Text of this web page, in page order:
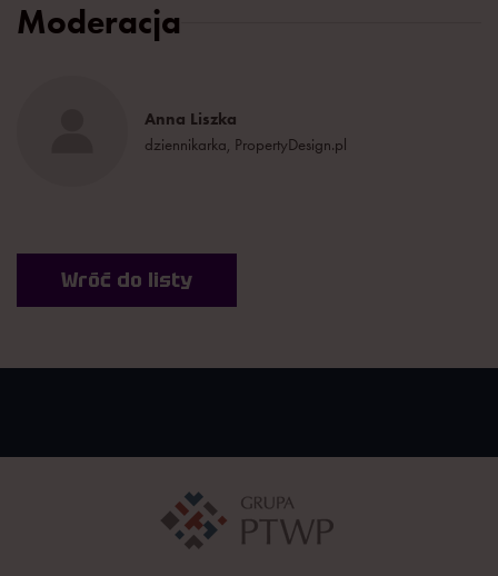
Moderacja
Anna Liszka
dziennikarka, PropertyDesign.pl
Wróć do listy